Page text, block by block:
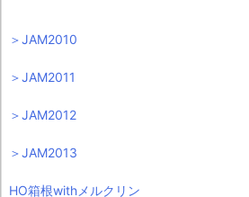
＞JAM2010
＞JAM2011
＞JAM2012
＞JAM2013
HO箱根withメルクリン